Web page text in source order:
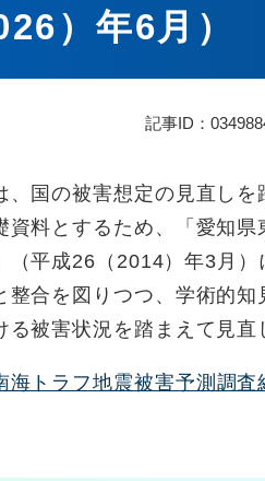
）年6月）
記事ID：
国の被害想定の見直しを
資料とするため、「愛知
（平成26（2014）年3月）
整合を図りつつ、学術的
る被害状況を踏まえて見直
海トラフ地震被害予測調査